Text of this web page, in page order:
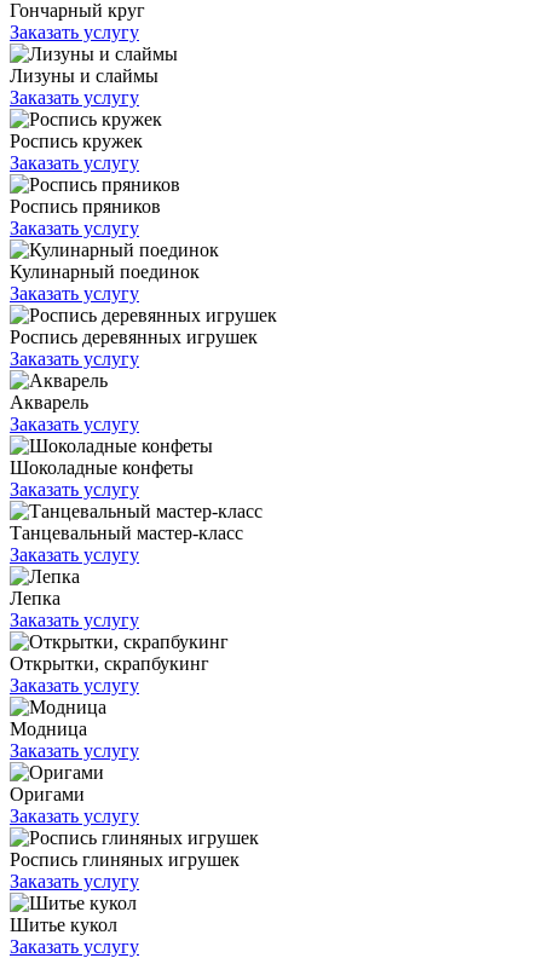
Гончарный круг
Заказать услугу
Лизуны и слаймы
Заказать услугу
Роспись кружек
Заказать услугу
Роспись пряников
Заказать услугу
Кулинарный поединок
Заказать услугу
Роспись деревянных игрушек
Заказать услугу
Акварель
Заказать услугу
Шоколадные конфеты
Заказать услугу
Танцевальный мастер-класс
Заказать услугу
Лепка
Заказать услугу
Открытки, скрапбукинг
Заказать услугу
Модница
Заказать услугу
Оригами
Заказать услугу
Роспись глиняных игрушек
Заказать услугу
Шитье кукол
Заказать услугу